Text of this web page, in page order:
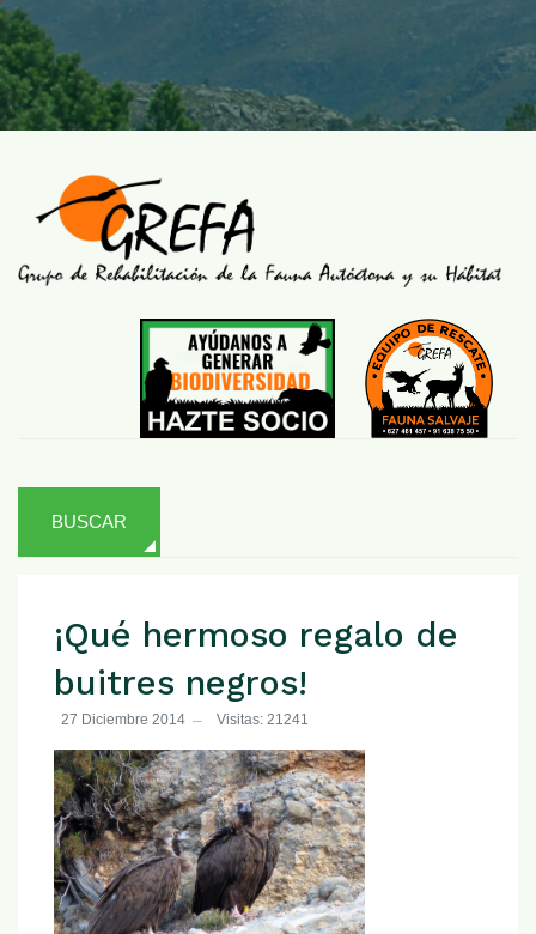
BUSCAR
¡Qué hermoso regalo de
buitres negros!
27 Diciembre 2014 Visitas: 21241